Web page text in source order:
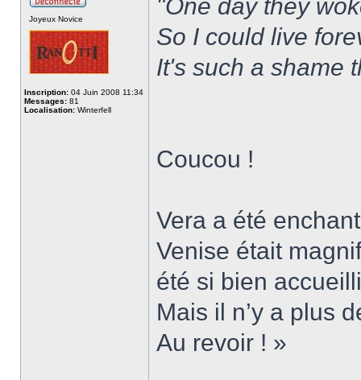
Joyeux Novice
Inscription: 04 Juin 2008 11:34
Messages: 81
Localisation: Winterfell
"One day they
So I could live
It's such a shame
Coucou !
Vera a été
Venise était
été si bien
Mais il n’y a plus
Au revoir ! »